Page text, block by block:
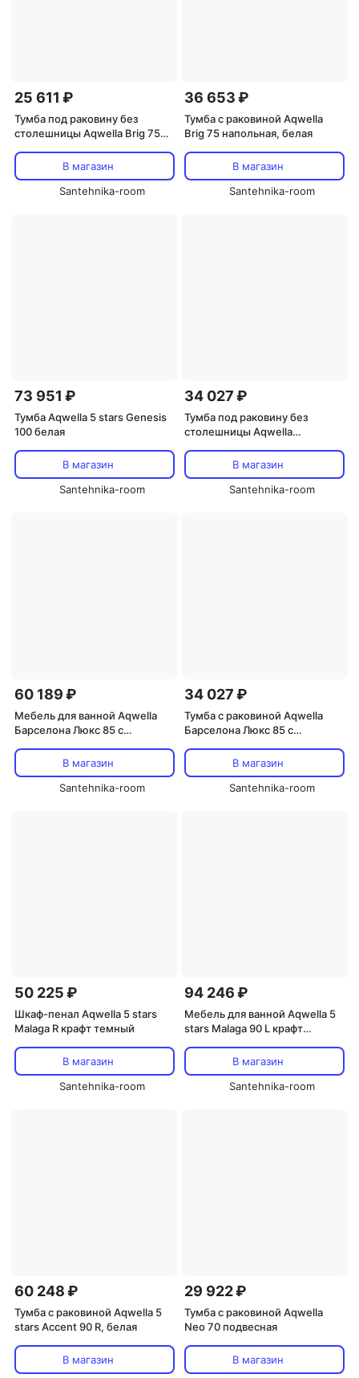
25 611 ₽
Тумба под раковину без
столешницы Aqwella Brig 75
В магазин
Santehnika-room
36 653 ₽
Тумба с раковиной Aqwella
Brig 75 напольная, белая
В магазин
Santehnika-room
73 951 ₽
Тумба Aqwella 5 stars Genesis
100 белая
В магазин
Santehnika-room
34 027 ₽
Тумба под раковину без
столешницы Aqwella
корзинойВ магазин
Santehnika-room
60 189 ₽
Мебель для ванной Aqwella
Барселона Люкс 85 с
В магазин
Santehnika-room
34 027 ₽
Тумба с раковиной Aqwella
Барселона Люкс 85 с
В магазин
Santehnika-room
50 225 ₽
Шкаф-пенал Aqwella 5 stars
Malaga R крафт темный
В магазин
Santehnika-room
94 246 ₽
Мебель для ванной Aqwella 5
stars Malaga 90 L крафт
В магазин
Santehnika-room
60 248 ₽
Тумба с раковиной Aqwella 5
stars Accent 90 R, белая
В магазин
29 922 ₽
Тумба с раковиной Aqwella
Neo 70 подвесная
В магазин